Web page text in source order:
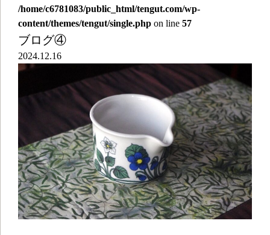
/home/c6781083/public_html/tengut.com/wp-
content/themes/tengut/single.php on line 57
ブログ④
2024.12.16